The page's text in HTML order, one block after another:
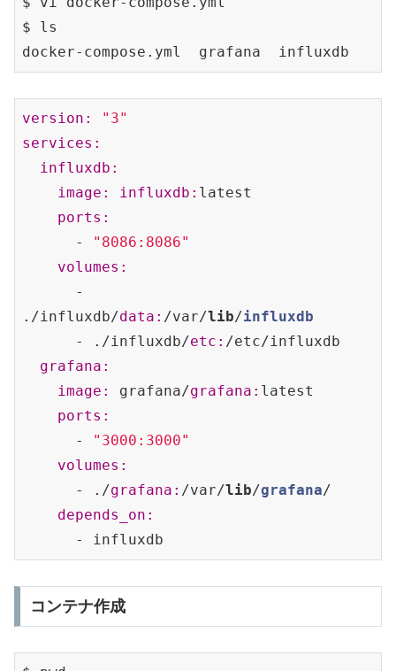
$ ls
docker-compose .yml
version:
"3"
services:
influxdb:
image:
influxdb: latest
ports:
      -
"8086:8086"
volumes:
./influxdb/data: /var/lib/influxdb
      - ./influxdb/
etc: /etc/influxdb
grafana:
image:
grafana/grafana: latest
ports:
      -
"3000:3000"
volumes:
      - ./
grafana: /var/lib/grafana/
depends_on:
コンテナ作成